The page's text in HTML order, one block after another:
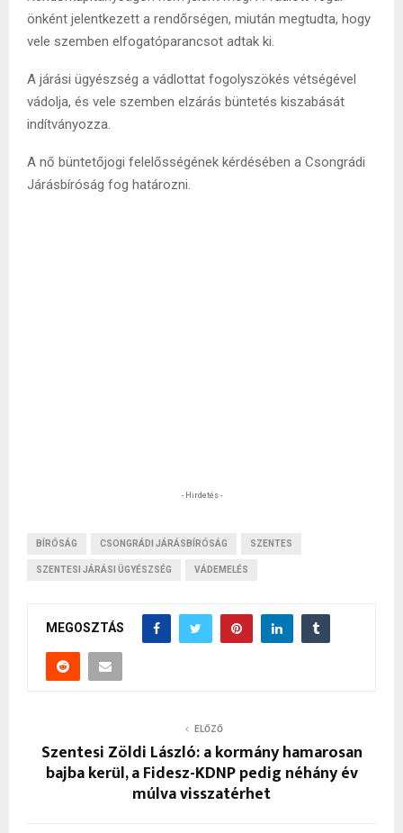
önként jelentkezett a rendőrségen, miután megtudta, hogy
vele szemben elfogatóparancsot adtak ki.
A járási ügyészség a vádlottat fogolyszökés vétségével
vádolja, és vele szemben elzárás büntetés kiszabását
indítványozza.
A nő büntetőjogi felelősségének kérdésében a Csongrádi
Járásbíróság fog határozni.
- Hirdetés -
BÍRÓSÁG CSONGRÁDI JÁRÁSBÍRÓSÁG SZENTES
SZENTESI JÁRÁSI ÜGYÉSZSÉG VÁDEMELÉS
MEGOSZTÁS
ELŐZŐ
Szentesi Zöldi László: a kormány hamarosan
bajba kerül, a Fidesz-KDNP pedig néhány év
múlva visszatérhet